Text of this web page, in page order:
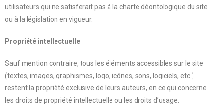
utilisateurs qui ne satisferait pas à la charte déontologique du site
ou à la législation en vigueur.
Propriété intellectuelle
Sauf mention contraire, tous les éléments accessibles sur le site
(textes, images, graphismes, logo, icônes, sons, logiciels, etc.)
restent la propriété exclusive de leurs auteurs, en ce qui concerne
les droits de propriété intellectuelle ou les droits d’usage.